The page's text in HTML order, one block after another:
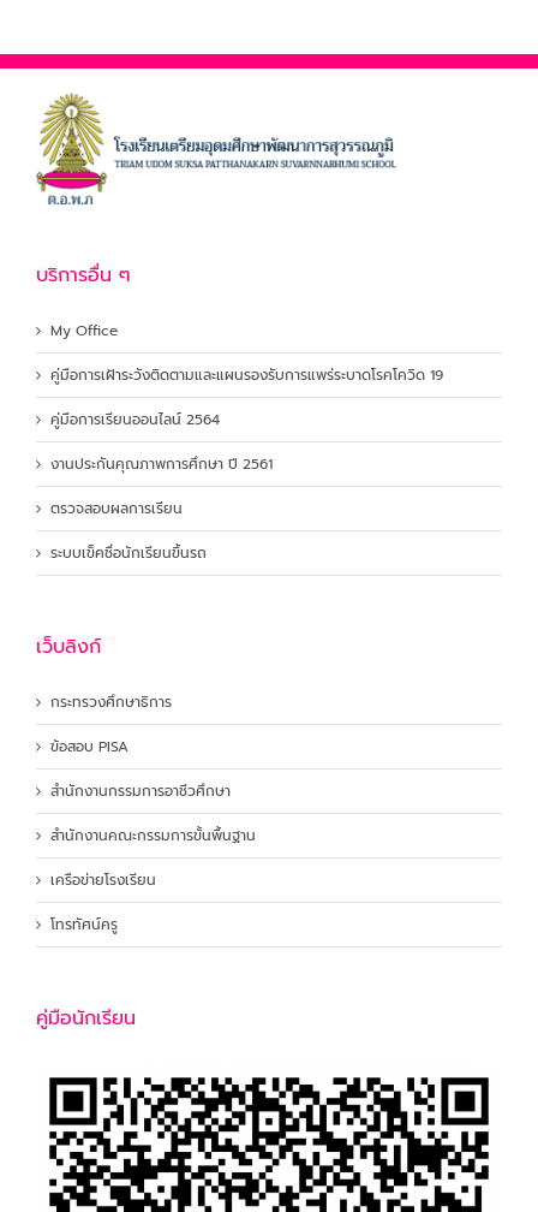
บริการอื่น ๆ
My Office
คู่มือการเฝ้าระวังติดตามและแผนรองรับการแพร่ระบาดโรคโควิด 19
คู่มือการเรียนออนไลน์ 2564
งานประกันคุณภาพการศึกษา ปี 2561
ตรวจสอบผลการเรียน
ระบบเข็คชื่อนักเรียนขึ้นรถ
เว็บลิงก์
กระทรวงศึกษาธิการ
ข้อสอบ PISA
สำนักงานกรรมการอาชีวศึกษา
สำนักงานคณะกรรมการขั้นพื้นฐาน
เครือข่ายโรงเรียน
โทรทัศน์ครู
คู่มือนักเรียน